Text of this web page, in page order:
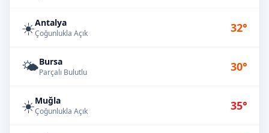
☀️Antalya
Çoğunlukla Açık 32°
🌤️Bursa
Parçalı Bulutlu 30°
☀️Muğla
Çoğunlukla Açık 35°